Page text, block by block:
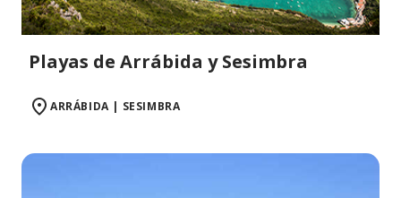
Playas de Arrábida y Sesimbra
ARRÁBIDA | SESIMBRA